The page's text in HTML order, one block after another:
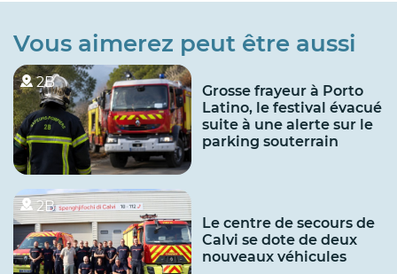
Vous aimerez peut être aussi
2B
Grosse frayeur à Porto
Latino, le festival évacué
suite à une alerte sur le
parking souterrain
2B
Le centre de secours de
Calvi se dote de deux
nouveaux véhicules